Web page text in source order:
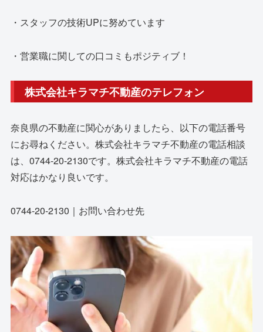
・スタッフの技術UPに努めています
・営業職に関しての口コミもポジティブ！
株式会社キラマチ不動産のテレフォン
奈良県の不動産に関心がありましたら、以下の電話番号
にお尋ねください。株式会社キラマチ不動産の電話相談
は、0744-20-2130です。株式会社キラマチ不動産の電話
対応はかなり良いです。
0744-20-2130｜お問い合わせ先